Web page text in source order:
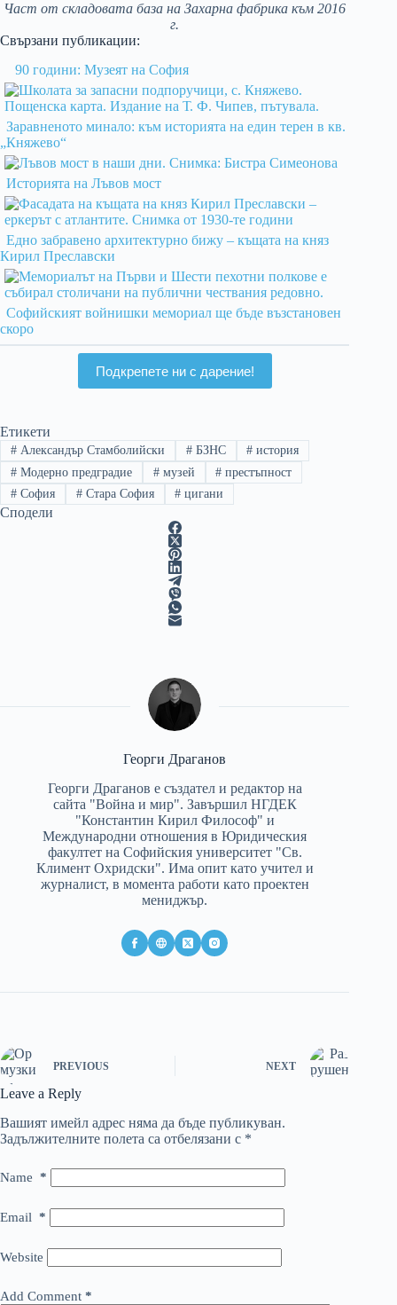
Част от складовата база на Захарна фабрика към 2016
г.
Свързани публикации:
90 години: Музеят на София
Заравненото минало: към историята на един терен в кв.
„Княжево“
Историята на Лъвов мост
Едно забравено архитектурно бижу – къщата на княз
Кирил Преславски
Софийският войнишки мемориал ще бъде възстановен
скоро
Подкрепете ни с дарение!
Етикети
#Александър Стамболийски #БЗНС # история
#Модерно предградие #музей # престъпност
#София #Стара София # цигани
Сподели
Георги Драганов
Георги Драганов е създател и редактор на
сайта "Война и мир". Завършил НГДЕК
"Константин Кирил Философ" и
Международни отношения в Юридическия
факултет на Софийския университет "Св.
Климент Охридски". Има опит като учител и
журналист, в момента работи като проектен
мениджър.
PREVIOUS NEXT
Leave a Reply
Вашият имейл адрес няма да бъде публикуван.
Задължителните полета са отбелязани с *
Name *
Email *
Website
Add Comment *